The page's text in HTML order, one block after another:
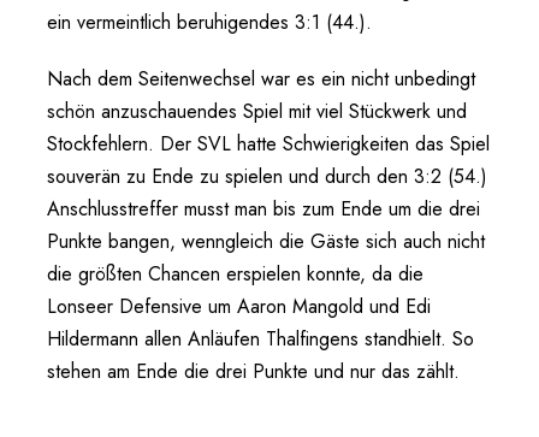
ein vermeintlich beruhigendes 3:1 (44.).
Nach dem Seitenwechsel war es ein nicht unbedingt
schön anzuschauendes Spiel mit viel Stückwerk und
Stockfehlern. Der SVL hatte Schwierigkeiten das Spiel
souverän zu Ende zu spielen und durch den 3:2 (54.)
Anschlusstreffer musst man bis zum Ende um die drei
Punkte bangen, wenngleich die Gäste sich auch nicht
die größten Chancen erspielen konnte, da die
Lonseer Defensive um Aaron Mangold und Edi
Hildermann allen Anläufen Thalfingens standhielt. So
stehen am Ende die drei Punkte und nur das zählt.